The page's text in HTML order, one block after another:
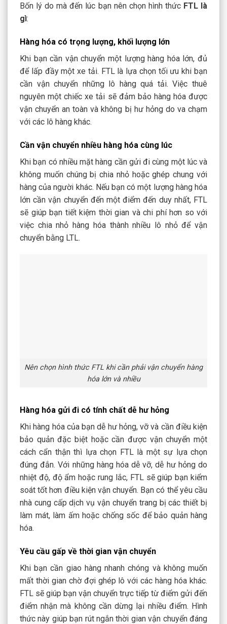
Bốn lý do mà đến lúc bạn nên chọn hình thức FTL là
gì:
Hàng hóa có trọng lượng, khối lượng lớn
Khi bạn cần vận chuyển một lượng hàng hóa lớn, đủ
để lấp đầy một xe tải. FTL là lựa chọn tối ưu khi bạn
cần vận chuyển những lô hàng quá tải. Việc thuê
nguyên một chiếc xe tải sẽ đảm bảo hàng hóa được
vận chuyển an toàn và không bị hư hỏng do va chạm
với các lô hàng khác.
Cần vận chuyển nhiều hàng hóa cùng lúc
Khi bạn có nhiều mặt hàng cần gửi đi cùng một lúc và
không muốn chúng bị chia nhỏ hoặc ghép chung với
hàng của người khác. Nếu bạn có một lượng hàng hóa
lớn cần vận chuyển đến một điểm đến duy nhất, FTL
sẽ giúp bạn tiết kiệm thời gian và chi phí hơn so với
việc chia nhỏ hàng hóa thành nhiều lô nhỏ để vận
chuyển bằng LTL.
Nên chọn hình thức FTL khi cần phải vận chuyển hàng
hóa lớn và nhiều
Hàng hóa gửi đi có tính chất dễ hư hỏng
Khi hàng hóa của bạn dễ hư hỏng, vỡ và cần điều kiện
bảo quản đặc biệt hoặc cần được vận chuyển một
cách cẩn thận thì lựa chọn FTL là một sự lựa chọn
đúng đắn. Với những hàng hóa dễ vỡ, dễ hư hỏng do
nhiệt độ, độ ẩm hoặc rung lắc, FTL sẽ giúp bạn kiểm
soát tốt hơn điều kiện vận chuyển. Bạn có thể yêu cầu
nhà cung cấp dịch vụ vận chuyển trang bị các thiết bị
làm mát, làm ấm hoặc chống sốc để bảo quản hàng
hóa.
Yêu cầu gấp về thời gian vận chuyển
Khi bạn cần giao hàng nhanh chóng và không muốn
mất thời gian chờ đợi ghép lô với các hàng hóa khác.
FTL sẽ giúp bạn vận chuyển trực tiếp từ điểm gửi đến
điểm nhận mà không cần dừng lại nhiều điểm. Hình
thức này giúp bạn rút ngắn thời gian vận chuyển đáng